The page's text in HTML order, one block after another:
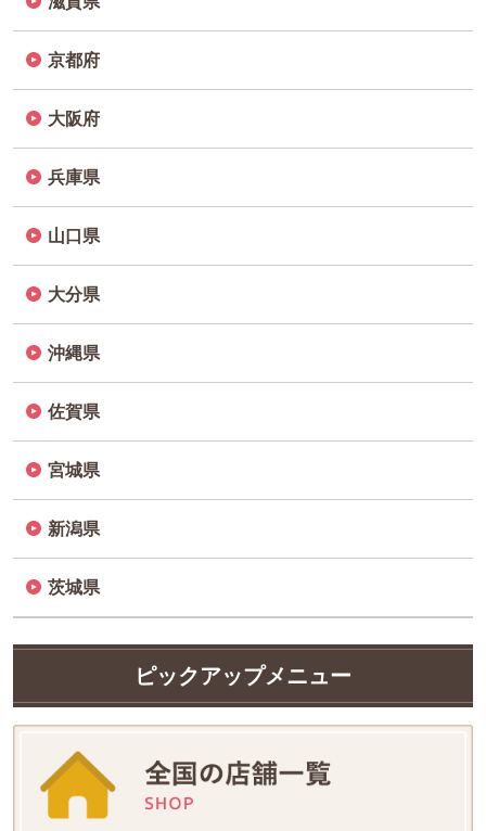
京都府
大阪府
兵庫県
山口県
大分県
沖縄県
佐賀県
宮城県
新潟県
茨城県
ピックアップメニュー